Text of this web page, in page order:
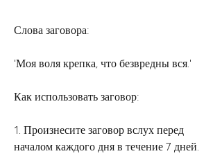
Слова заговора:
'Моя воля крепка, что безвредны вся.'
Как использовать заговор:
1. Произнесите заговор вслух перед
началом каждого дня в течение 7 дней.